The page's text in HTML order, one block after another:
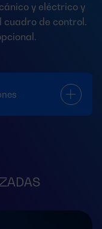
y eléctrico y
cuadro de control.